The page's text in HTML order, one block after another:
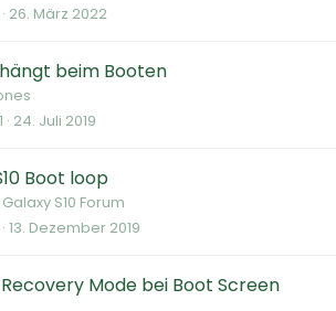
26. März 2022
beim Booten
24. Juli 2019
Boot loop
S10 Forum
13. Dezember 2019
Recovery Mode bei Boot Screen